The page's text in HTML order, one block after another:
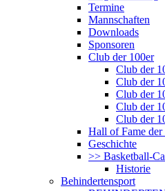
Termine
Mannschaften
Downloads
Sponsoren
Club der 100er
Club der
Club der
Club der
Club der
Club der
Hall of Fame
Geschichte
>> Basketball-
Historie
Behindertensport